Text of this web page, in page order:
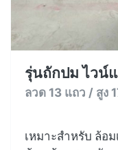
รุ่นถักปม ไวน์
ลวด 13 แถว / สูง
เหมาะสำหรับ ล้อ